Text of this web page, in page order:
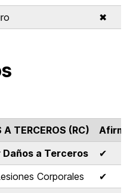
✖
A TERCEROS (RC)
Afirme
Daños a Terceros
✔
Corporales
✔